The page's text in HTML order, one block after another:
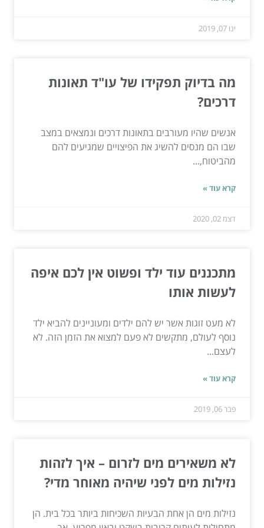
ינו 07, 2019
מה בדיוק תפקידו של עו"ד תאונות
דרכים?
אנשים שהיו מעורבים בתאונות דרכים ונמצאים במצב
שבו הם מנסים להשיג את הפיצויים שמגיעים להם
מהביטוח,...
קרא עוד »
דצמ 02, 2020
מתכננים עוד ילד ופשוט אין לכם איפה
לעשות אותו
לא מעט זוגות אשר יש להם ילדים ומעוניינים להביא ילד
נוסף לעולם, מתקשים לא פעם למצוא את הזמן הזה. לא
לעצם...
קרא עוד »
פבר 06, 2019
לא משאירים מים לזרום – איך לזהות
נזילות מים לפני שיהיה מאוחר מדי?
נזילות מים הן אחת הבעיות השכיחות ביותר בכל בית. הן